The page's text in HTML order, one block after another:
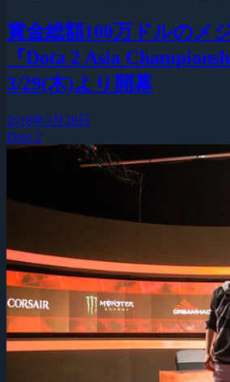
賞金総額100万ドルのメ
『Dota 2 Asia
3/29(木)より開幕
2018年3月28日
Dota 2